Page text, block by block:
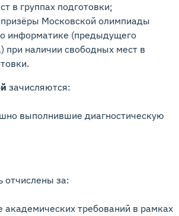
в группах подготовки;
Московской олимпиады
информатике (предыдущего
при наличии свободных мест в
зачисляются:
выполнившие диагностическую
отчислены за:
академических требований в рамках